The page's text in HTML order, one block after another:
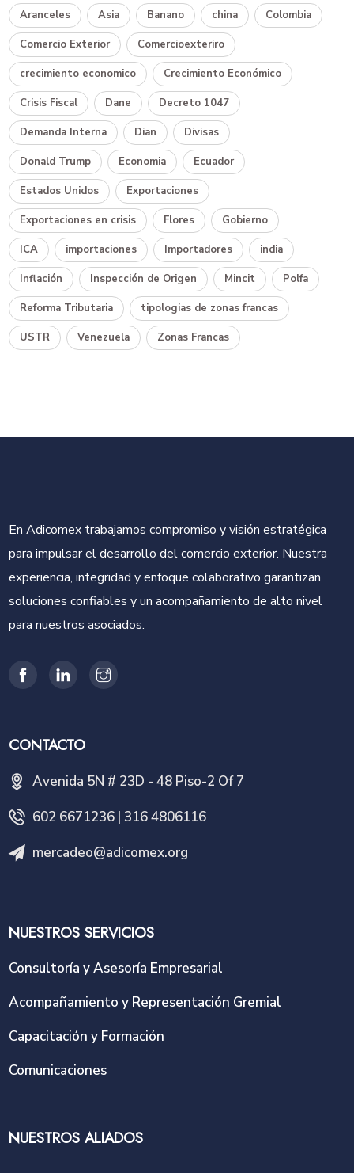
Aranceles Asia Banano china Colombia
Comercio Exterior Comercioexteriro
crecimiento economico Crecimiento Económico
Crisis Fiscal Dane Decreto 1047
Demanda Interna Dian Divisas
Donald Trump Economia Ecuador
Estados Unidos Exportaciones
Exportaciones en crisis Flores Gobierno
ICA importaciones Importadores india
Inflación Inspección de Origen Mincit Polfa
Reforma Tributaria tipologias de zonas francas
USTR Venezuela Zonas Francas
En Adicomex trabajamos compromiso y visión estratégica
para impulsar el desarrollo del comercio exterior. Nuestra
experiencia, integridad y enfoque colaborativo garantizan
soluciones confiables y un acompañamiento de alto nivel
para nuestros asociados.
CONTACTO
Avenida 5N # 23D - 48 Piso-2 Of 7
602 6671236 | 316 4806116
mercadeo@adicomex.org
NUESTROS SERVICIOS
Consultoría y Asesoría Empresarial
Acompañamiento y Representación Gremial
Capacitación y Formación
Comunicaciones
NUESTROS ALIADOS